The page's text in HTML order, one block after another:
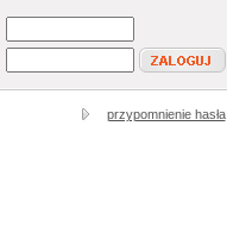
przypomnienie hasła